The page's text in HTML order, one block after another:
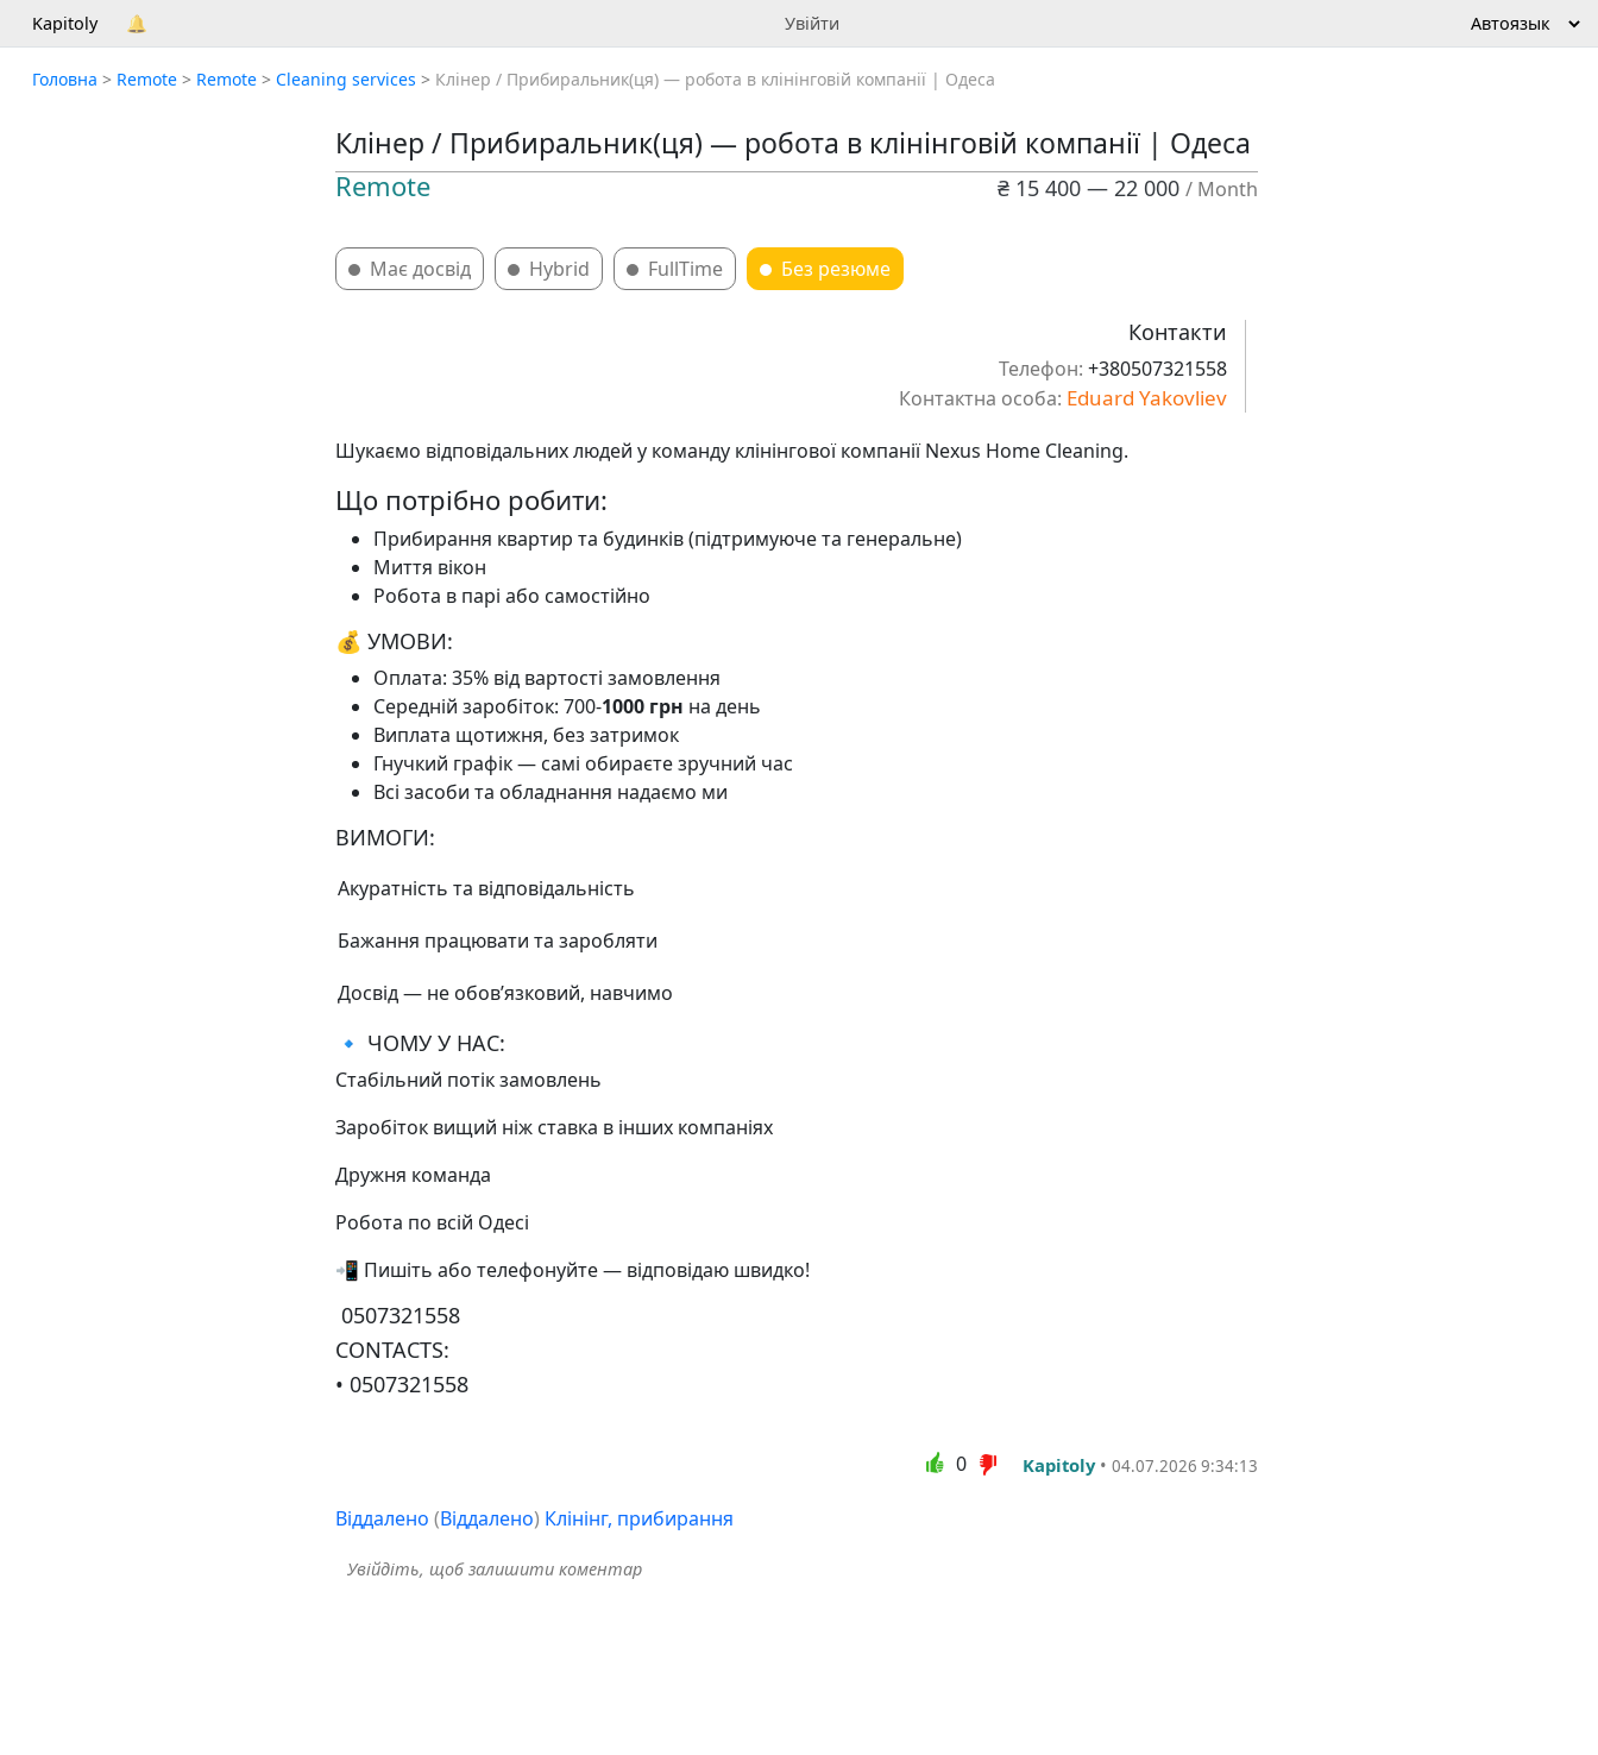
Kapitoly 🔔 Увійти
Головна > Remote > Remote > Cleaning services > Клінер / Прибиральник(ця) — робота в клінінговій компанії | Одеса
Клінер / Прибиральник(ця) — робота в клінінговій компанії | Одеса
₴ 15 400 — 22 000 / Month
Remote
Має досвід Hybrid FullTime Без резюме
Контакти
Телефон: +380507321558
Контактна особа: Eduard Yakovliev
Шукаємо відповідальних людей у команду клінінгової компанії Nexus Home Cleaning.
Що потрібно робити:
Прибирання квартир та будинків (підтримуюче та генеральне)
Миття вікон
Робота в парі або самостійно
💰 УМОВИ:
Оплата: 35% від вартості замовлення
Середній заробіток: 700-1000 грн на день
Виплата щотижня, без затримок
Гнучкий графік — самі обираєте зручний час
Всі засоби та обладнання надаємо ми
ВИМОГИ:
Акуратність та відповідальність
Бажання працювати та заробляти
Досвід — не обов’язковий, навчимо
🔹 ЧОМУ У НАС:
Стабільний потік замовлень
Заробіток вищий ніж ставка в інших компаніях
Дружня команда
Робота по всій Одесі
📲 Пишіть або телефонуйте — відповідаю швидко!
️ 0507321558
CONTACTS:
• 0507321558
Kapitoly• 04.07.2026 9:34:13
0
Віддалено (Віддалено) Клінінг, прибирання
Увійдіть, щоб залишити коментар